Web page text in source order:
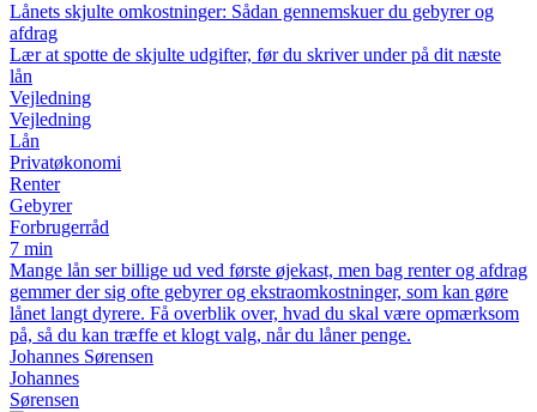
Lånets skjulte omkostninger: Sådan gennemskuer du gebyrer og
afdrag
Lær at spotte de skjulte udgifter, før du skriver under på dit næste
lån
Vejledning
Vejledning
Lån
Privatøkonomi
Renter
Gebyrer
Forbrugerråd
7 min
Mange lån ser billige ud ved første øjekast, men bag renter og afdrag
gemmer der sig ofte gebyrer og ekstraomkostninger, som kan gøre
lånet langt dyrere. Få overblik over, hvad du skal være opmærksom
på, så du kan træffe et klogt valg, når du låner penge.
Johannes Sørensen
Johannes
Sørensen